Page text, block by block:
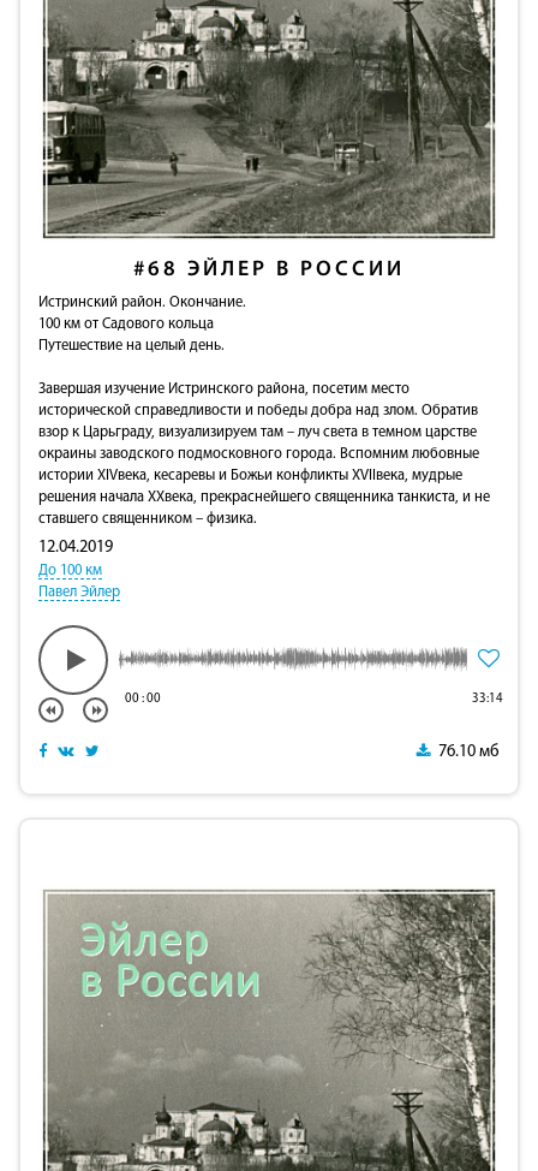
#68 ЭЙЛЕР В РОССИИ
Истринский район. Окончание.
100 км от Садового кольца
Путешествие на целый день.
Завершая изучение Истринского района, посетим место
исторической справедливости и победы добра над злом. Обратив
взор к Царьграду, визуализируем там – луч света в темном царстве
окраины заводского подмосковного города. Вспомним любовные
истории XIVвека, кесаревы и Божьи конфликты XVIIвека, мудрые
решения начала XXвека, прекраснейшего священника танкиста, и не
ставшего священником – физика.
12.04.2019
До 100 км
Павел Эйлер
00:00 33:14
76.10 мб